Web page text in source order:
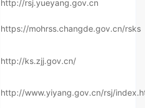
http://rsj.yueyang.gov.cn
https://mohrss.changde.gov.cn/rsks
http://ks.zjj.gov.cn/
http://www.yiyang.gov.cn/rsj/